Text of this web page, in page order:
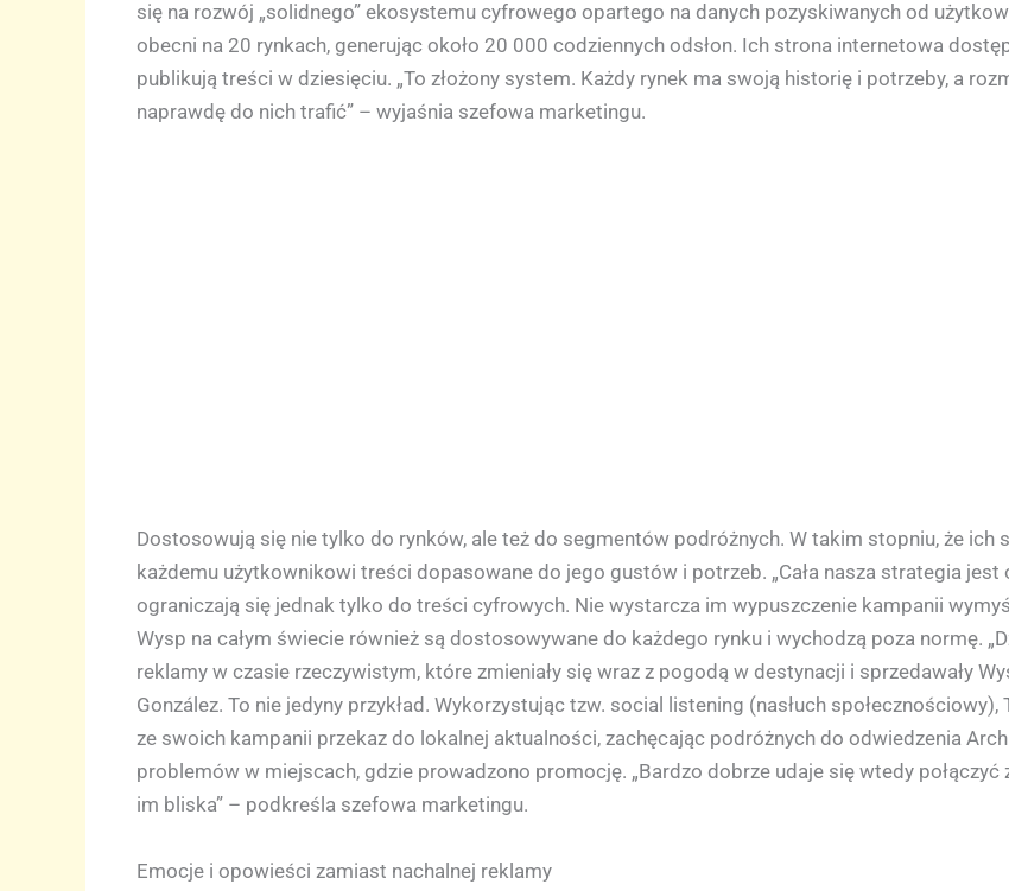
się na rozwój „solidnego” ekosystemu cyfrowego opartego na danych pozyskiwanych od
obecni na 20 rynkach, generując około 20 000 codziennych odsłon. Ich strona internetowa
publikują treści w dziesięciu. „To złożony system. Każdy rynek ma swoją historię i potrzeby, a
naprawdę do nich trafić” – wyjaśnia szefowa marketingu.
Dostosowują się nie tylko do rynków, ale też do segmentów podróżnych. W takim stopniu, że
każdemu użytkownikowi treści dopasowane do jego gustów i potrzeb. „Cała nasza strategia jest
ograniczają się jednak tylko do treści cyfrowych. Nie wystarcza im wypuszczenie kampanii
Wysp na całym świecie również są dostosowywane do każdego rynku i wychodzą poza normę.
reklamy w czasie rzeczywistym, które zmieniały się wraz z pogodą w destynacji i sprzedawały
González. To nie jedyny przykład. Wykorzystując tzw. social listening (nasłuch
ze swoich kampanii przekaz do lokalnej aktualności, zachęcając podróżnych do odwiedzenia
problemów w miejscach, gdzie prowadzono promocję. „Bardzo dobrze udaje się wtedy
im bliska” – podkreśla szefowa marketingu.
Emocje i opowieści zamiast nachalnej reklamy